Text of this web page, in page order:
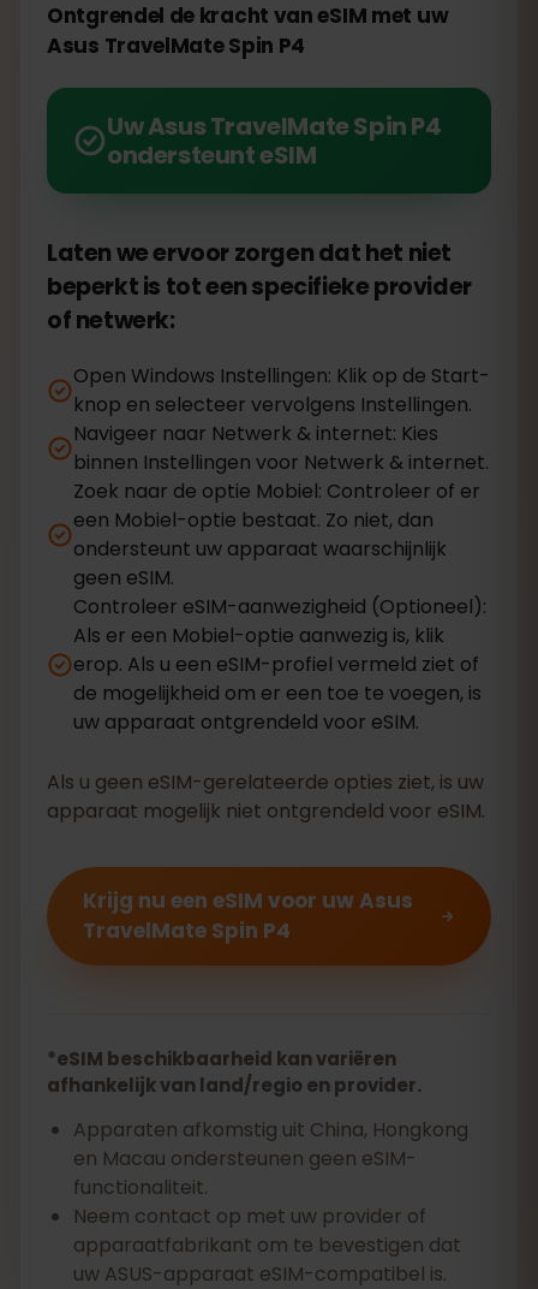
Ontgrendel de kracht van eSIM met uw
Asus TravelMate Spin P4
Uw Asus TravelMate Spin P4
ondersteunt eSIM
Laten we ervoor zorgen dat het niet
beperkt is tot een specifieke provider
of netwerk:
Open Windows Instellingen: Klik op de Start-
knop en selecteer vervolgens Instellingen.
Navigeer naar Netwerk & internet: Kies
binnen Instellingen voor Netwerk & internet.
Zoek naar de optie Mobiel: Controleer of er
een Mobiel-optie bestaat. Zo niet, dan
ondersteunt uw apparaat waarschijnlijk
geen eSIM.
Controleer eSIM-aanwezigheid (Optioneel):
Als er een Mobiel-optie aanwezig is, klik
erop. Als u een eSIM-profiel vermeld ziet of
de mogelijkheid om er een toe te voegen, is
uw apparaat ontgrendeld voor eSIM.
Als u geen eSIM-gerelateerde opties ziet, is uw
apparaat mogelijk niet ontgrendeld voor eSIM.
Krijg nu een eSIM voor uw Asus
TravelMate Spin P4
*eSIM beschikbaarheid kan variëren
afhankelijk van land/regio en provider.
Apparaten afkomstig uit China, Hongkong
en Macau ondersteunen geen eSIM-
functionaliteit.
Neem contact op met uw provider of
apparaatfabrikant om te bevestigen dat
uw ASUS-apparaat eSIM-compatibel is.